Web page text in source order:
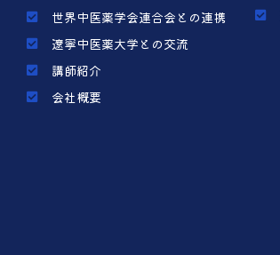
世界中医薬学会連合会との連携
遼寧中医薬大学との交流
講師紹介
会社概要